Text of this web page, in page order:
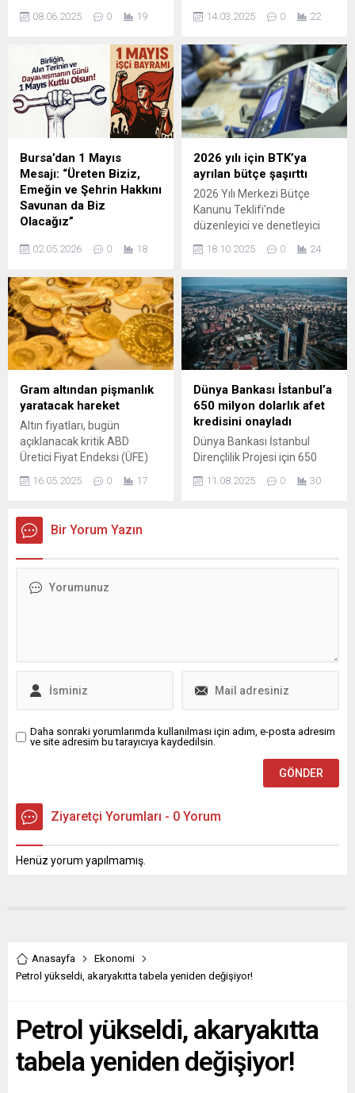
komisyon gerilimi yeniden
gündemde. Bankaların POS
yüksek komisyon oranları
nedeniyle esnaf, bu maliyeti
ürün fiyatlarına yansıtmaya
başladı. Ancak tüketiciden
alınan bu ...
08.06.2025 0 19
önemli bir adım atılıyor. Artık
ATM'den para çekmek
olmayacak. Bununla birlikte
banka hesabı açmak da
eskisi kadar kolay
olmayacak. Peki yeni
sistemde neler değişecek?
Para çekmenin ve banka
hesabı açmanın şartları ne
olacak? İşte yeni dönemle
ilgili ve ATM'den para
çekerken...
14.03.2025 0 22
Bursa’dan 1 Mayıs
Mesajı: “Üreten Biziz,
Emeğin ve Şehrin Hakkını
Savunan da Biz
Olacağız”
üretim bantlarının ve
çarkları döndüren, yıllarını ve
sağlığını bu ülkenin
kalkınmasına adayan
emekçilerin kenti olarak bir
kez daha tarih yazdı. Emekli
ve Emekçiler Dernekleri
Federasyonu Siyasi
Partilerden Sorumlu Genel
Başkan Yardımcısı ve Bursa
Emekli ve Emekçiler Derneği
Yönetim Kurulu Başkanı
Sedat Hastürk, 1...
02.05.2026 0 18
2026 yılı için BTK’ya
ayrılan bütçe şaşırttı
2026 Yılı Merkezi Bütçe
Kanunu Teklifi'nde
düzenleyici ve denetleyici
pay 108 milyar 331 milyon
18.10.2025 0 24
Gram altından pişmanlık
yaratacak hareket
Altın fiyatları, bugün
açıklanacak kritik ABD
Üretici Fiyat Endeksi (ÜFE)
verisi öncesinde dün
haftalar sonra sert düşüş
dün %0,8 oranında
gerileyerek 3.153 dolar
16.05.2025 0 17
Dünya Bankası İstanbul’a
650 milyon dolarlık afet
kredisini onayladı
Dünya Bankası İstanbul
Dirençlilik Projesi için 650
milyon dolarlık krediyi
onayladı. Dünya Bankası,
güçlendirilmesi”, “kamu...
11.08.2025 0 30
Bir Yorum Yazın
Daha sonraki yorumlarımda kullanılması için adım, e-posta adresim
ve site adresim bu tarayıcıya kaydedilsin.
Ziyaretçi Yorumları - 0 Yorum
Henüz yorum yapılmamış.
Anasayfa
Ekonomi
Petrol yükseldi, akaryakıtta tabela yeniden değişiyor!
Petrol yükseldi, akaryakıtta
tabela yeniden değişiyor!